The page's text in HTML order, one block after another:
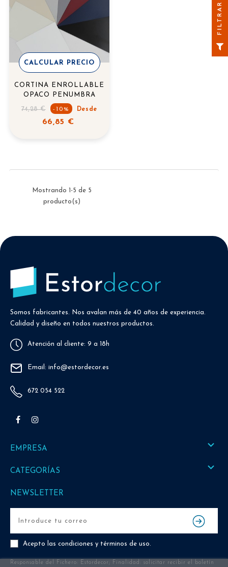
CALCULAR PRECIO
CORTINA ENROLLABLE
OPACO PENUMBRA
Precio
regular
74,28 € -10% Desde
66,85 €
Mostrando 1-5 de 5
producto(s)
Somos fabricantes. Nos avalan más de 40 años de experiencia.
Calidad y diseño en todos nuestros productos.
Atención al cliente: 9 a 18h
Email: info@estordecor.es
672 054 522
Facebook
EMPRESA 
CATEGORÍAS 
NEWSLETTER
Acepto las condiciones y términos de uso.
Responsable del Fichero: Estordecor; Finalidad: solicitar recibir el boletín
FILTRAR